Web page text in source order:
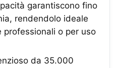
garantiscono fino
rendendolo ideale
professionali o per uso
da 35.000